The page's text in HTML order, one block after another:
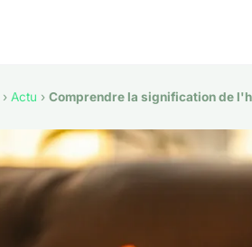
› Actu › Comprendre la signification de